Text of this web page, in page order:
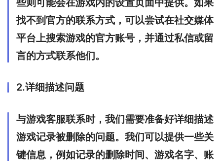
找不到官方的联系方式，可以尝试在社交媒体
平台上搜索游戏的官方账号，并通过私信或留
言的方式联系他们。
2.详细描述问题
与游戏客服联系时，我们需要准备好详细描述
游戏记录被删除的问题。我们可以提供一些关
键信息，例如记录的删除时间、游戏名字、账